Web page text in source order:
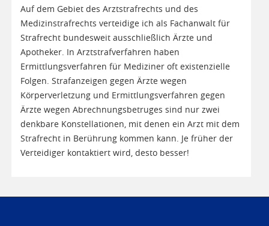
Auf dem Gebiet des Arztstrafrechts und des
Medizinstrafrechts verteidige ich als Fachanwalt für
Strafrecht bundesweit ausschließlich Ärzte und
Apotheker. In Arztstrafverfahren haben
Ermittlungsverfahren für Mediziner oft existenzielle
Folgen. Strafanzeigen gegen Ärzte wegen
Körperverletzung und Ermittlungsverfahren gegen
Ärzte wegen Abrechnungsbetruges sind nur zwei
denkbare Konstellationen, mit denen ein Arzt mit dem
Strafrecht in Berührung kommen kann. Je früher der
Verteidiger kontaktiert wird, desto besser!